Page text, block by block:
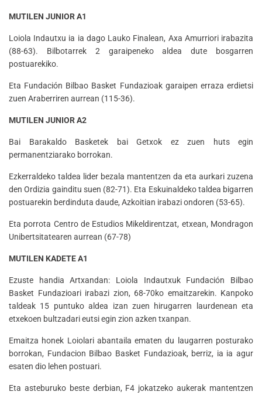
MUTILEN JUNIOR A1
Loiola Indautxu ia ia dago Lauko Finalean, Axa Amurriori irabazita
(88-63). Bilbotarrek 2 garaipeneko aldea dute bosgarren
postuarekiko.
Eta Fundación Bilbao Basket Fundazioak garaipen erraza erdietsi
zuen Araberriren aurrean (115-36).
MUTILEN JUNIOR A2
Bai Barakaldo Basketek bai Getxok ez zuen huts egin
permanentziarako borrokan.
Ezkerraldeko taldea lider bezala mantentzen da eta aurkari zuzena
den Ordizia gainditu suen (82-71). Eta Eskuinaldeko taldea bigarren
postuarekin berdinduta daude, Azkoitian irabazi ondoren (53-65).
Eta porrota Centro de Estudios Mikeldirentzat, etxean, Mondragon
Unibertsitatearen aurrean (67-78)
MUTILEN KADETE A1
Ezuste handia Artxandan: Loiola Indautxuk Fundación Bilbao
Basket Fundazioari irabazi zion, 68-70ko emaitzarekin. Kanpoko
taldeak 15 puntuko aldea izan zuen hirugarren laurdenean eta
etxekoen bultzadari eutsi egin zion azken txanpan.
Emaitza honek Loiolari abantaila ematen du laugarren posturako
borrokan, Fundacion Bilbao Basket Fundazioak, berriz, ia ia agur
esaten dio lehen postuari.
Eta asteburuko beste derbian, F4 jokatzeko aukerak mantentzen